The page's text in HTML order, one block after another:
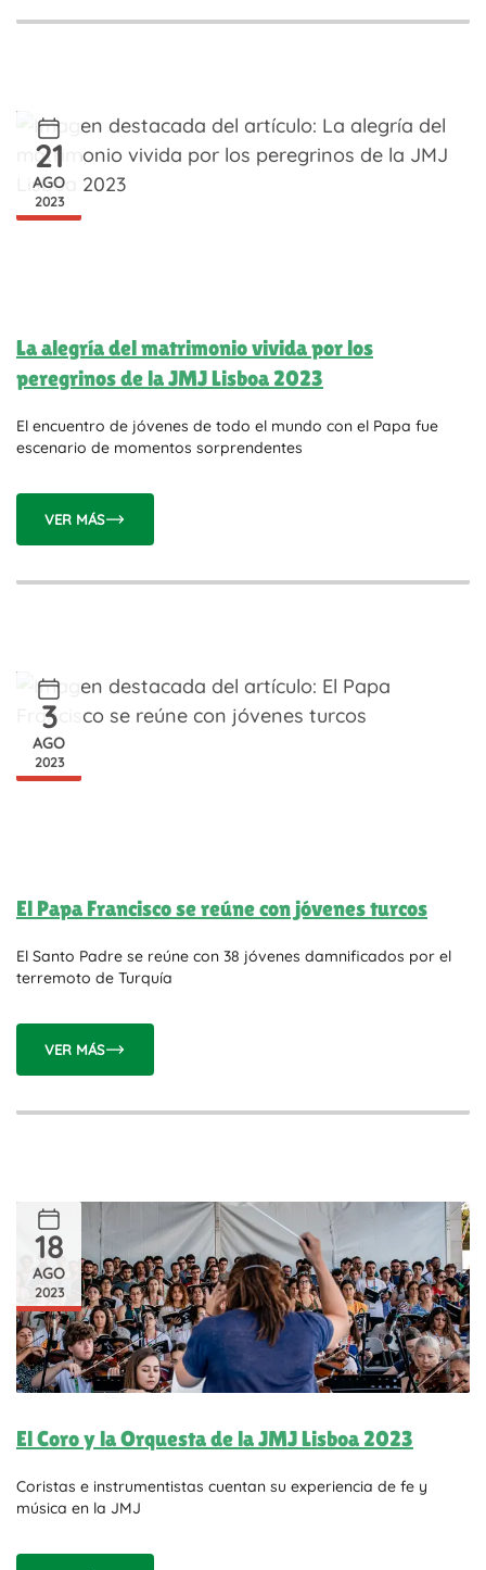
21
AGO
2023
La alegría del matrimonio vivida por los
peregrinos de la JMJ Lisboa 2023
El encuentro de jóvenes de todo el mundo con el Papa fue
escenario de momentos sorprendentes
VER MÁS
3
AGO
2023
El Papa Francisco se reúne con jóvenes turcos
El Santo Padre se reúne con 38 jóvenes damnificados por el
terremoto de Turquía
VER MÁS
18
AGO
2023
El Coro y la Orquesta de la JMJ Lisboa 2023
Coristas e instrumentistas cuentan su experiencia de fe y
música en la JMJ